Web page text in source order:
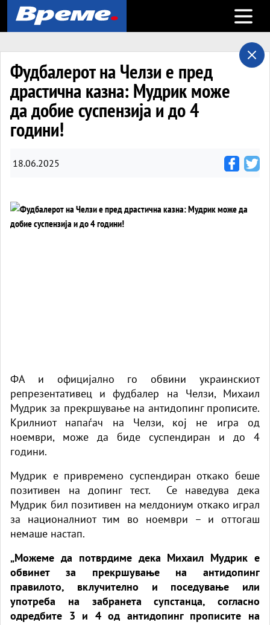
Open
Фудбалерот на Челзи е пред
драстична казна: Мудрик може
да добие суспензија и до 4
години!
18.06.2025
ФА и официјално го обвини украинскиот
репрезентативец и фудбалер на Челзи, Михаил
Мудрик за прекршување на антидопинг прописите.
Крилниот напаѓач на Челзи, кој не игра од
ноември, може да биде суспендиран и до 4
години.
Мудрик е привремено суспендиран откако беше
позитивен на допинг тест. Се наведува дека
Мудрик бил позитивен на мелдониум откако играл
за националниот тим во ноември – и оттогаш
немаше настап.
„Можеме да потврдиме дека Михаил Мудрик е
обвинет за прекршување на антидопинг
правилото, вклучително и поседување или
употреба на забранета супстанца, согласно
одредбите 3 и 4 од антидопинг прописите на